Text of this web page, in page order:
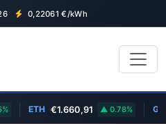
0,22061 €/kWh
€1.660,91 0.78% GOOGL